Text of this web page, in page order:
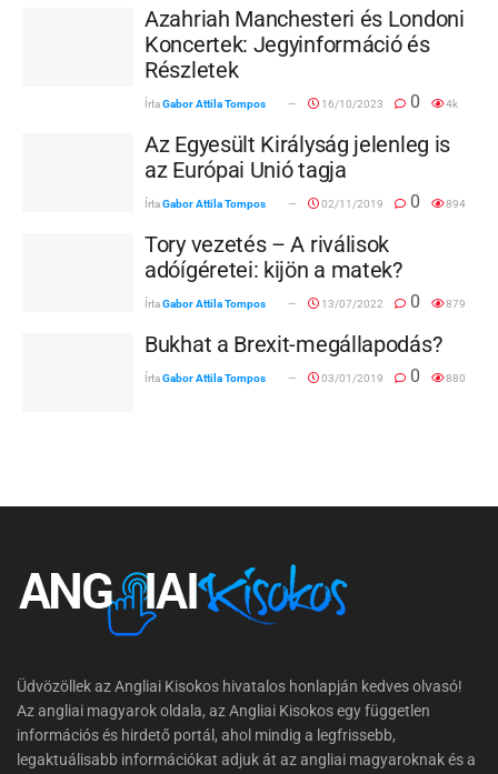
Azahriah Manchesteri és Londoni
Koncertek: Jegyinformáció és
Részletek
ÍrtaGabor Attila Tompos 16/10/2023 0 4k
Az Egyesült Királyság jelenleg is
az Európai Unió tagja
ÍrtaGabor Attila Tompos 02/11/2019 0 894
Tory vezetés – A riválisok
adóígéretei: kijön a matek?
ÍrtaGabor Attila Tompos 13/07/2022 0 879
Bukhat a Brexit-megállapodás?
ÍrtaGabor Attila Tompos 03/01/2019 0 880
Üdvözöllek az Angliai Kisokos hivatalos honlapján kedves olvasó!
Az angliai magyarok oldala, az Angliai Kisokos egy független
információs és hirdető portál, ahol mindig a legfrissebb,
legaktuálisabb információkat adjuk át az angliai magyaroknak és a